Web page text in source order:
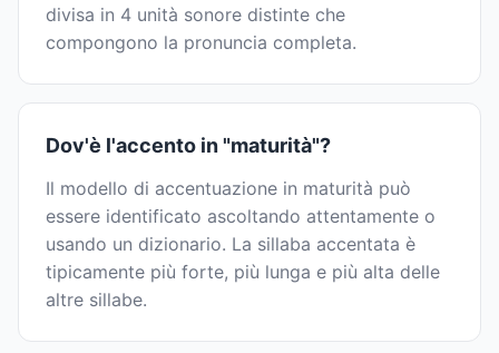
divisa in 4 unità sonore distinte che
compongono la pronuncia completa.
Dov'è l'accento in "maturità"?
Il modello di accentuazione in maturità può
essere identificato ascoltando attentamente o
usando un dizionario. La sillaba accentata è
tipicamente più forte, più lunga e più alta delle
altre sillabe.